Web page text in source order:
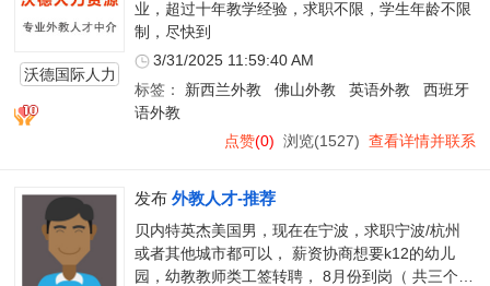
沃德国际人力
业，超过十年教学经验，求职不限，学生年龄不限
制，尽快到
3/31/2025 11:59:40 AM
标签： 新西兰外教 佛山外教 英语外教
西班牙
语外教
点赞(0) 浏览(1527) 查看详情并联系
发布 外教人才-推荐
贝内特英杰美国男，现在在宁波，求职宁波/杭州
或者其他城市都可以， 薪资协商想要k12的幼儿
园，幼教教师类工签转聘， 8月份到岗（ 共三个孩